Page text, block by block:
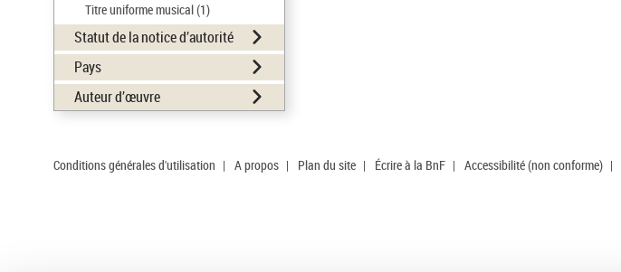
Titre uniforme musical(1)
Statut de la notice d’autorité
Pays
Auteur d’œuvre
Conditions générales d'utilisation | A propos | Plan du site | Écrire à la BnF | Accessibilité (non conforme) |